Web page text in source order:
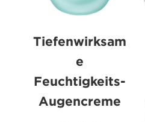
Tiefenwirksam
e
Feuchtigkeits-
Augencreme